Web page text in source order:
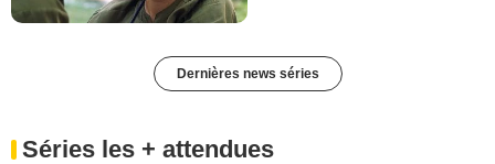
Dernières news séries
Séries les + attendues